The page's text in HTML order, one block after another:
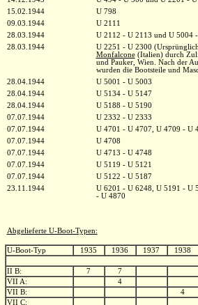
15.02.1944
U 798
09.03.1944
U 2111
28.03.1944
U 2112 - U 2113 und U 5004
28.03.1944
U 2251 - U 2300
Monfalcone(Italien) durch
und Pauker, Wien. Nach der
wurden die Bootsteile und
28.04.1944
U 5001 - U 5003
28.04.1944
U 5134 - U 5147
28.04.1944
U 5188 - U 5190
07.07.1944
U 2332 - U 2333
07.07.1944
U 4701 - U 4707, U 4709 - U
07.07.1944
U 4708
07.07.1944
U 4713 - U 4748
07.07.1944
U 5119 - U 5121
07.07.1944
U 5122 - U 5187
23.11.1944
U 6201 - U 6248, U 5191 - U
- U 4870
Abgelieferte U-Boot-Typen:
U-Boot-Typ 1935 1936 1937 1938
II B: 7
7
VII A:
4
VII B:
4
VII C: